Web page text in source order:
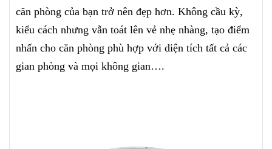
căn phòng của bạn trở nên đẹp hơn. Không cầu kỳ,
kiểu cách nhưng vẫn toát lên vẻ nhẹ nhàng, tạo điểm
nhấn cho căn phòng phù hợp với diện tích tất cả các
gian phòng và mọi không gian….